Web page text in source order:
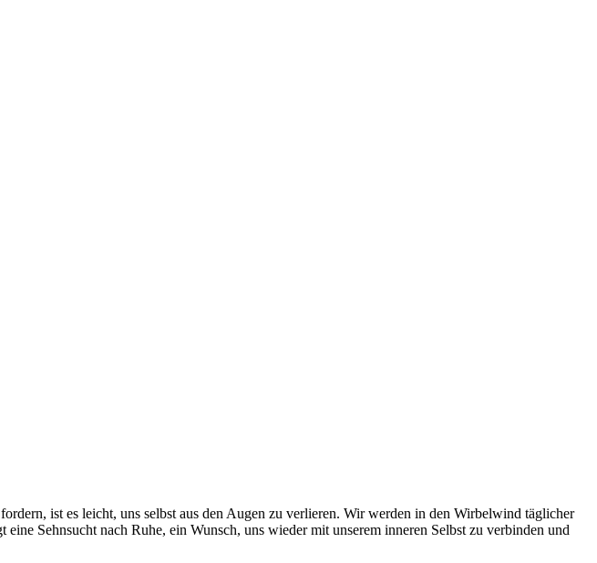
ist es leicht, uns selbst aus den Augen zu verlieren. Wir werden in den Wirbelwind täglicher
Sehnsucht nach Ruhe, ein Wunsch, uns wieder mit unserem inneren Selbst zu verbinden und